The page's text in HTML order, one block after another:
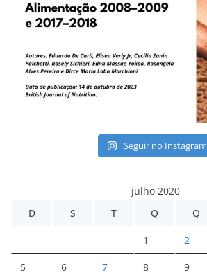
Seguir no Instagram
julho 2020
D
S T Q Q
1 2
5 6 7 8 9